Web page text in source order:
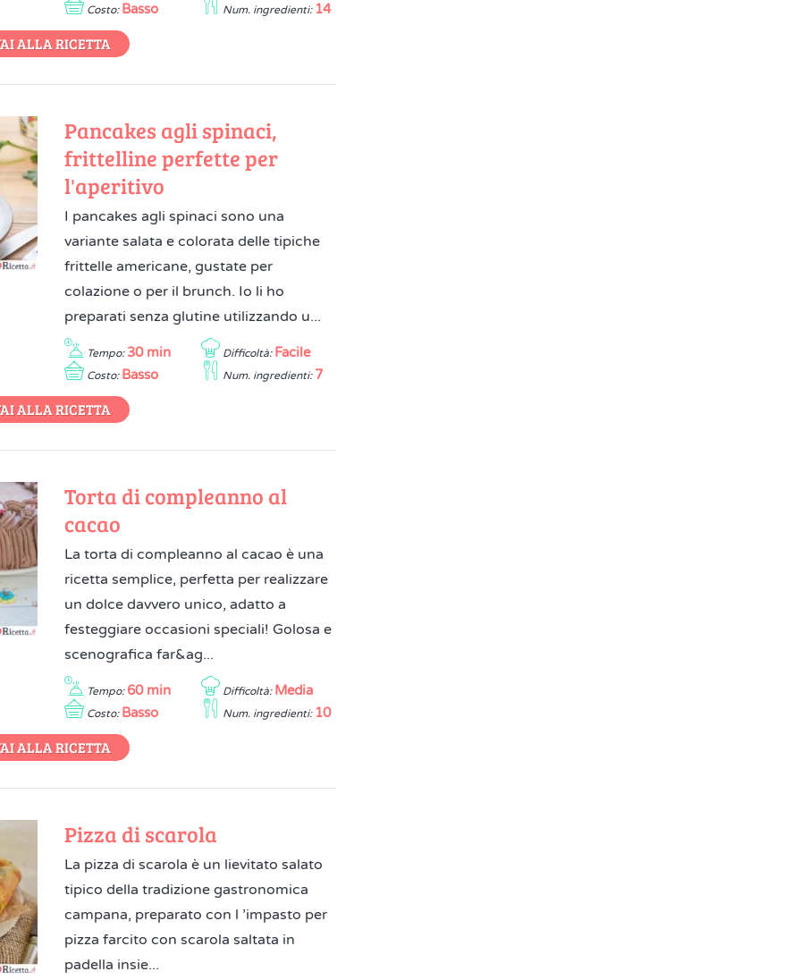
Costo: Basso Num. ingredienti: 14
ALLA RICETTA
Pancakes agli spinaci,
frittelline perfette per
l'aperitivo
I pancakes agli spinaci sono una
variante salata e colorata delle tipiche
frittelle americane, gustate per
colazione o per il brunch. Io li ho
preparati senza glutine utilizzando u...
Tempo: 30 min Difficoltà: Facile
Costo: Basso Num. ingredienti: 7
ALLA RICETTA
Torta di compleanno al
cacao
La torta di compleanno al cacao è una
ricetta semplice, perfetta per realizzare
un dolce davvero unico, adatto a
festeggiare occasioni speciali! Golosa e
scenografica far&ag...
Tempo: 60 min Difficoltà: Media
Costo: Basso Num. ingredienti: 10
ALLA RICETTA
Pizza di scarola
La pizza di scarola è un lievitato salato
tipico della tradizione gastronomica
campana, preparato con l ’impasto per
pizza farcito con scarola saltata in
padella insie...